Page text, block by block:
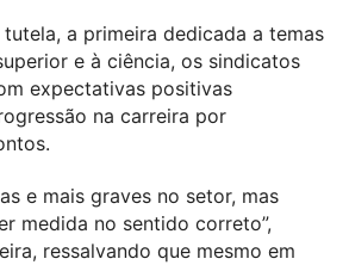
a primeira dedicada a temas
e à ciência, os sindicatos
expectativas positivas
na carreira por
e mais graves no setor, mas
medida no sentido correto”,
ressalvando que mesmo em